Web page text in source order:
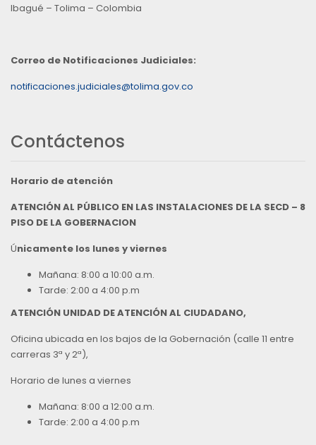
Ibagué – Tolima – Colombia
Correo de Notificaciones Judiciales:
notificaciones.judiciales@tolima.gov.co
Contáctenos
Horario de atención
ATENCIÓN AL PÚBLICO EN LAS INSTALACIONES DE LA SECD – 8
PISO DE LA GOBERNACION
Únicamente los lunes y viernes
Mañana: 8:00 a 10:00 a.m.
Tarde: 2:00 a 4:00 p.m
ATENCIÓN UNIDAD DE ATENCIÓN AL CIUDADANO,
Oficina ubicada en los bajos de la Gobernación (calle 11 entre
carreras 3ª y 2ª),
Horario de lunes a viernes
Mañana: 8:00 a 12:00 a.m.
Tarde: 2:00 a 4:00 p.m